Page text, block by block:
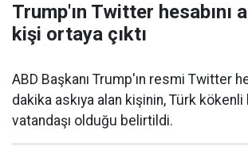
Trump'ın Twitter hesabını
kişi ortaya çıktı
ABD Başkanı Trump'ın resmi Twitter
dakika askıya alan kişinin, Türk kökenli
vatandaşı olduğu belirtildi.